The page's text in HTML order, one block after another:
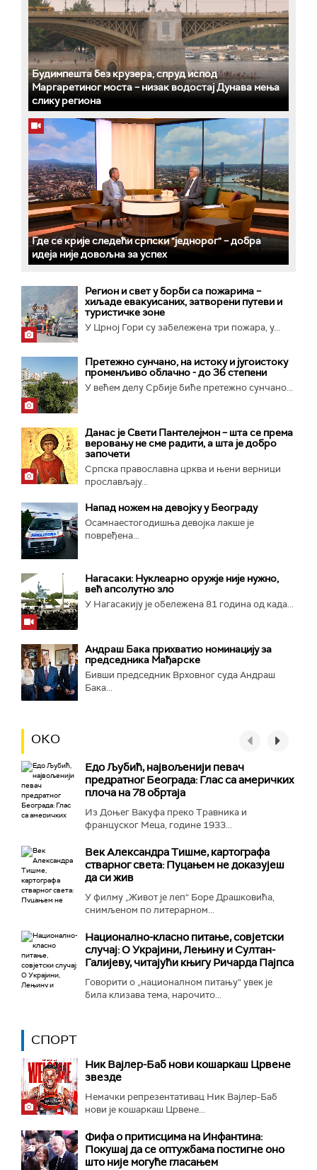
Будимпешта без крузера, спруд испод
Маргаретиног моста – низак водостај Дунава мења
слику региона
Где се крије следећи српски "једнорог" – добра
идеја није довољна за успех
Регион и свет у борби са пожарима –
хиљаде евакуисаних, затворени путеви и
туристичке зоне
У Црној Гори су забележена три пожара, у...
Претежно сунчано, на истоку и југоистоку
променљиво облачно - до 36 степени
У већем делу Србије биће претежно сунчано...
Данас је Свети Пантелејмон – шта се према
веровању не сме радити, а шта је добро
започети
Српска православна црква и њени верници
прослављају...
Напад ножем на девојку у Београду
Осамнаестогодишња девојка лакше је
повређена...
Нагасаки: Нуклеарно оружје није нужно,
већ апсолутно зло
У Нагасакију је обележена 81 година од када...
Андраш Бака прихватио номинацију за
председника Мађарске
Бивши председник Врховног суда Андраш
Бака...
ОКО
Едо Љубић, највољенији певач
предратног Београда: Глас са америчких
плоча на 78 обртаја
Из Доњег Вакуфа преко Травника и
француског Меца, године 1933...
Век Александра Тишме, картографа
стварног света: Пуцањем не доказујеш
да си жив
У филму „Живот је леп“ Боре Драшковића,
снимљеном по литерарном...
Национално-класнo питање, совјетски
случај: О Украјини, Лењину и Султан-
Галијеву, читајући књигу Ричарда Пајпса
Говорити о „националном питању“ увек је
била клизава тема, нарочито...
СПОРТ
Ник Вајлер-Баб нови кошаркаш Црвене
звезде
Немачки репрезентативац Ник Вајлер-Баб
нови је кошаркаш Црвене...
Фифа о притисцима на Инфантина:
Покушај да се оптужбама постигне оно
што није могуће гласањем